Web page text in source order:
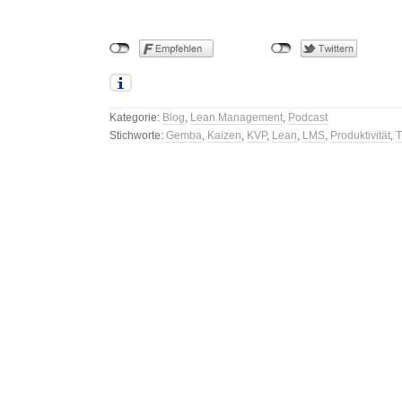
Kategorie: Blog, Lean Management, Podcast
Stichworte: Gemba, Kaizen, KVP, Lean, LMS, Produktivität,